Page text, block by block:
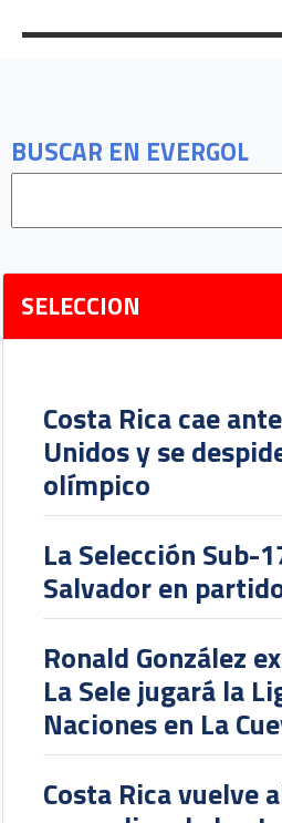
BUSCAR EN EVERGOL
SELECCION
Costa Rica cae
Unidos y se
olímpico
La Selección Sub-
Salvador en
Ronald González
La Sele jugará la
Naciones en La
Costa Rica vuelve